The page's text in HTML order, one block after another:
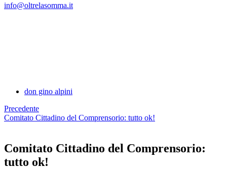
info@oltrelasomma.it
don gino alpini
Precedente
Comitato Cittadino del Comprensorio: tutto ok!
Comitato Cittadino del Comprensorio:
tutto ok!